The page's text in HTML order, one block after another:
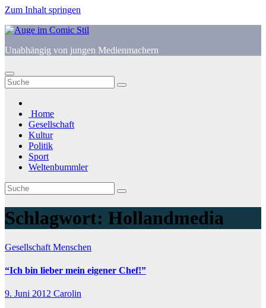
Zum Inhalt springen
Unabhängig von jungen Medienmachern
Home
Gesellschaft
Kultur
Politik
Sport
Weltenbummler
Schlagwort: Hollandmedia
Gesellschaft Menschen
“Ich bin lieber mein eigener Chef!”
9. Juni 2012 Carolin